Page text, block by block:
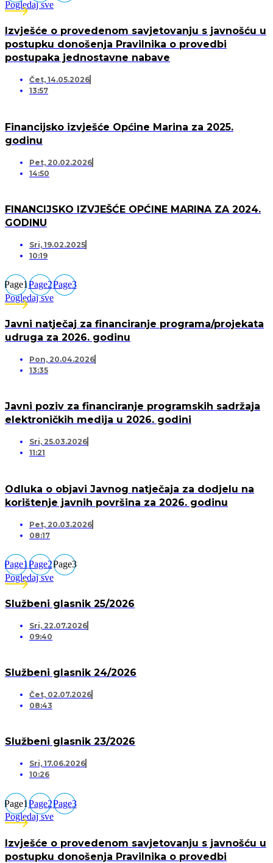
Pogledaj sve
Izvješće o provedenom savjetovanju s javnošću u
postupku donošenja Pravilnika o provedbi
postupaka jednostavne nabave
Čet, 14.05.2026
13:57
Financijsko izvješće Općine Marina za 2025.
godinu
Pet, 20.02.2026
14:50
FINANCIJSKO IZVJEŠĆE OPĆINE MARINA ZA 2024.
GODINU
Sri, 19.02.2025
10:19
Page1Page2Page3
Pogledaj sve
Javni natječaj za financiranje programa/projekata
udruga za 2026. godinu
Pon, 20.04.2026
13:35
Javni poziv za financiranje programskih sadržaja
elektroničkih medija u 2026. godini
Sri, 25.03.2026
11:21
Odluka o objavi Javnog natječaja za dodjelu na
korištenje javnih površina za 2026. godinu
Pet, 20.03.2026
08:17
Page1Page2Page3
Pogledaj sve
Službeni glasnik 25/2026
Sri, 22.07.2026
09:40
Službeni glasnik 24/2026
Čet, 02.07.2026
08:43
Službeni glasnik 23/2026
Sri, 17.06.2026
10:26
Page1Page2Page3
Pogledaj sve
Izvješće o provedenom savjetovanju s javnošću u
postupku donošenja Pravilnika o provedbi